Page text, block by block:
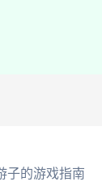
子的游戏指南